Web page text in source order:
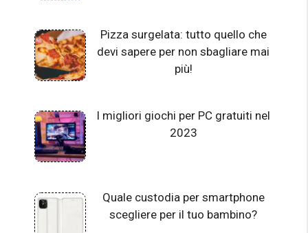
Pizza surgelata: tutto quello che
devi sapere per non sbagliare mai
più!
I migliori giochi per PC gratuiti nel
2023
Quale custodia per smartphone
scegliere per il tuo bambino?